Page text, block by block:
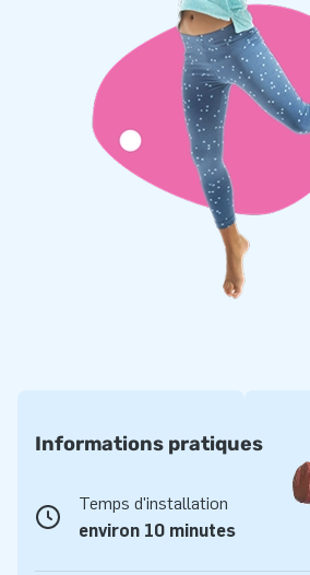
de JB Gonflables peut également
camping-cars ou les motos. De cette
restera toujours protégé.
Achetez une tente gonflable
pour stocker votre véhicule en
Les garages gonflables de voitures et
à utiliser. Garez votre voiture dans le
housse de protection transparente sur
la soufflerie et votre garage gonflable
capsule de protection gonflable
Informations pratiques
Temps d'installation
environ 10 minutes